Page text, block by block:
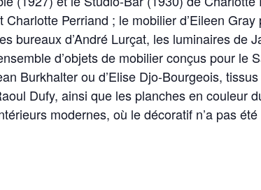
Perriand ; le mobilier d’Eileen
bureaux d’André Lurçat, les luminaires de
d’objets de mobilier conçus pour le
Burkhalter ou d’Elise Djo-Bourgeois,
Dufy, ainsi que les planches en couleur
modernes, où le décoratif n’a pas